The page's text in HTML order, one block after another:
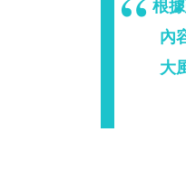
根
內
大